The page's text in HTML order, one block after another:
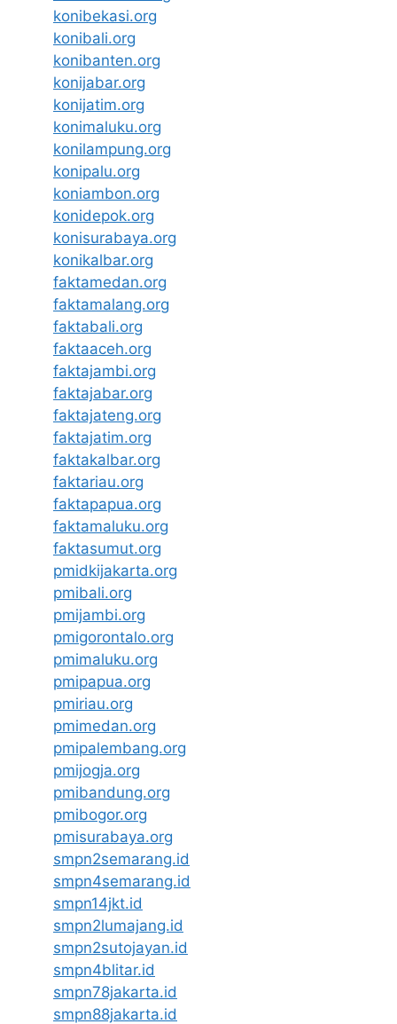
konibekasi.org
konibali.org
konibanten.org
konijabar.org
konijatim.org
konimaluku.org
konilampung.org
konipalu.org
koniambon.org
konidepok.org
konisurabaya.org
konikalbar.org
faktamedan.org
faktamalang.org
faktabali.org
faktaaceh.org
faktajambi.org
faktajabar.org
faktajateng.org
faktajatim.org
faktakalbar.org
faktariau.org
faktapapua.org
faktamaluku.org
faktasumut.org
pmidkijakarta.org
pmibali.org
pmijambi.org
pmigorontalo.org
pmimaluku.org
pmipapua.org
pmiriau.org
pmimedan.org
pmipalembang.org
pmijogja.org
pmibandung.org
pmibogor.org
pmisurabaya.org
smpn2semarang.id
smpn4semarang.id
smpn14jkt.id
smpn2lumajang.id
smpn2sutojayan.id
smpn4blitar.id
smpn78jakarta.id
smpn88jakarta.id